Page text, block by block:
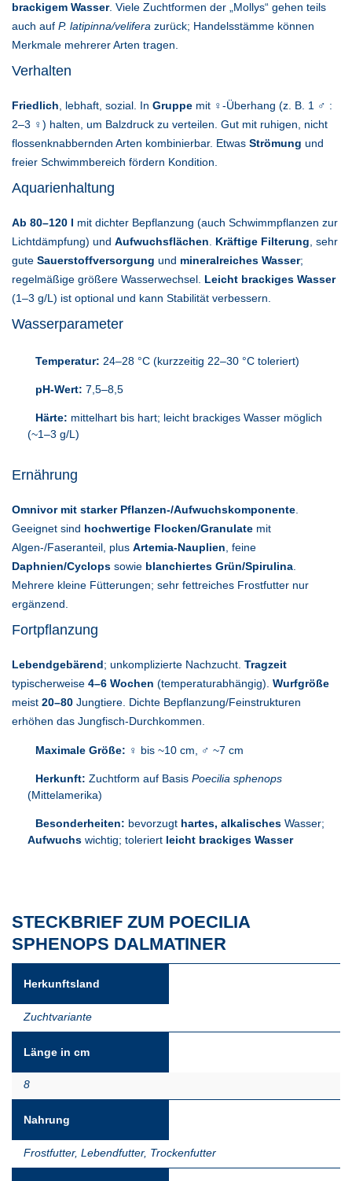
brackigem Wasser. Viele Zuchtformen der „Mollys“ gehen teils
auch auf P. latipinna/velifera zurück; Handelsstämme können
Merkmale mehrerer Arten tragen.
Verhalten
Friedlich, lebhaft, sozial. In Gruppe mit ♀-Überhang (z. B. 1 ♂ :
2–3 ♀) halten, um Balzdruck zu verteilen. Gut mit ruhigen, nicht
flossenknabbernden Arten kombinierbar. Etwas Strömung und
freier Schwimmbereich fördern Kondition.
Aquarienhaltung
Ab 80–120 l mit dichter Bepflanzung (auch Schwimmpflanzen zur
Lichtdämpfung) und Aufwuchsflächen. Kräftige Filterung, sehr
gute Sauerstoffversorgung und mineralreiches Wasser;
regelmäßige größere Wasserwechsel. Leicht brackiges Wasser
(1–3 g/L) ist optional und kann Stabilität verbessern.
Wasserparameter
Temperatur: 24–28 °C (kurzzeitig 22–30 °C toleriert)
pH-Wert: 7,5–8,5
Härte: mittelhart bis hart; leicht brackiges Wasser möglich
(~1–3 g/L)
Ernährung
Omnivor mit starker Pflanzen-/Aufwuchskomponente.
Geeignet sind hochwertige Flocken/Granulate mit
Algen-/Faseranteil, plus Artemia-Nauplien, feine
Daphnien/Cyclops sowie blanchiertes Grün/Spirulina.
Mehrere kleine Fütterungen; sehr fettreiches Frostfutter nur
ergänzend.
Fortpflanzung
Lebendgebärend; unkomplizierte Nachzucht. Tragzeit
typischerweise 4–6 Wochen (temperaturabhängig). Wurfgröße
meist 20–80 Jungtiere. Dichte Bepflanzung/Feinstrukturen
erhöhen das Jungfisch-Durchkommen.
Maximale Größe: ♀ bis ~10 cm, ♂ ~7 cm
Herkunft: Zuchtform auf Basis Poecilia sphenops
(Mittelamerika)
Besonderheiten: bevorzugt hartes, alkalisches Wasser;
Aufwuchs wichtig; toleriert leicht brackiges Wasser
STECKBRIEF ZUM POECILIA
SPHENOPS DALMATINER
Herkunftsland
Zuchtvariante
Länge in cm
8
Nahrung
Frostfutter, Lebendfutter, Trockenfutter